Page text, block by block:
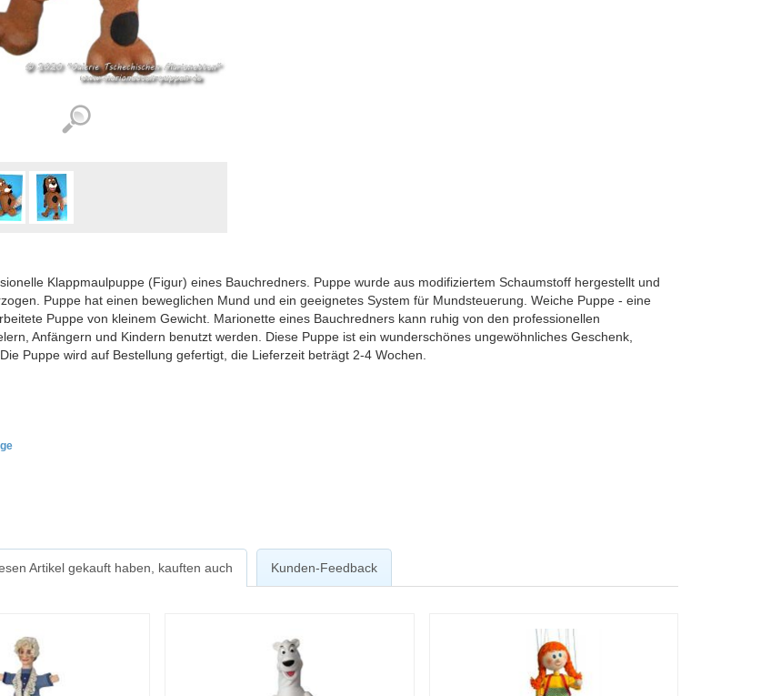
Klappmaulpuppe (Figur) eines Bauchredners. Puppe wurde aus modifiziertem Schaumstoff hergestellt und
Puppe hat einen beweglichen Mund und ein geeignetes System für Mundsteuerung. Weiche Puppe - eine
Puppe von kleinem Gewicht. Marionette eines Bauchredners kann ruhig von den professionellen
Anfängern und Kindern benutzt werden. Diese Puppe ist ein wunderschönes ungewöhnliches Geschenk,
Puppe wird auf Bestellung gefertigt, die Lieferzeit beträgt 2-4 Wochen.
Artikel gekauft haben, kauften auch Kunden-Feedback